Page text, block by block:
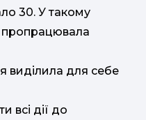
30. У такому
виділила для себе
всі дії до